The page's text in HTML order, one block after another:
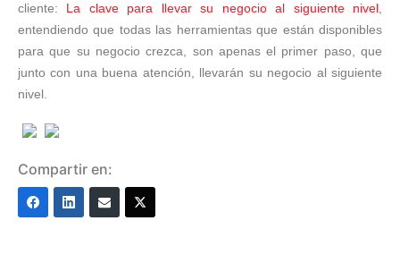
cliente: La clave para llevar su negocio al siguiente nivel,
entendiendo que todas las herramientas que están disponibles
para que su negocio crezca, son apenas el primer paso, que
junto con una buena atención, llevarán su negocio al siguiente
nivel.
Compartir en: